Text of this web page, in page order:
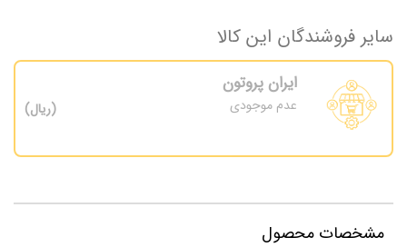
سایر فروشندگان این کالا
ایران پروتون
عدم موجودی (ریال)
مشخصات محصول